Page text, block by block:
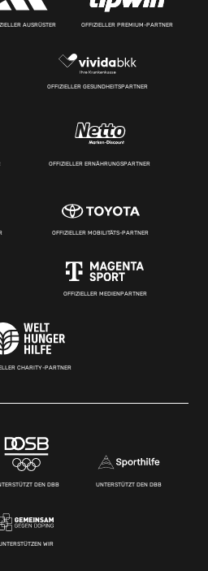
AUSRÜSTER OFFIZIELLER PREMIUM-PARTNER
OFFIZIELLER GESUNDHEITSPARTNER
OFFIZIELLER ERNÄHRUNGSPARTNER
OFFIZIELLER MOBILITÄTS-PARTNER
OFFIZIELLER MEDIENPARTNER
CHARITY-PARTNER
DEN DBB UNTERSTÜTZT DEN DBB
WIR